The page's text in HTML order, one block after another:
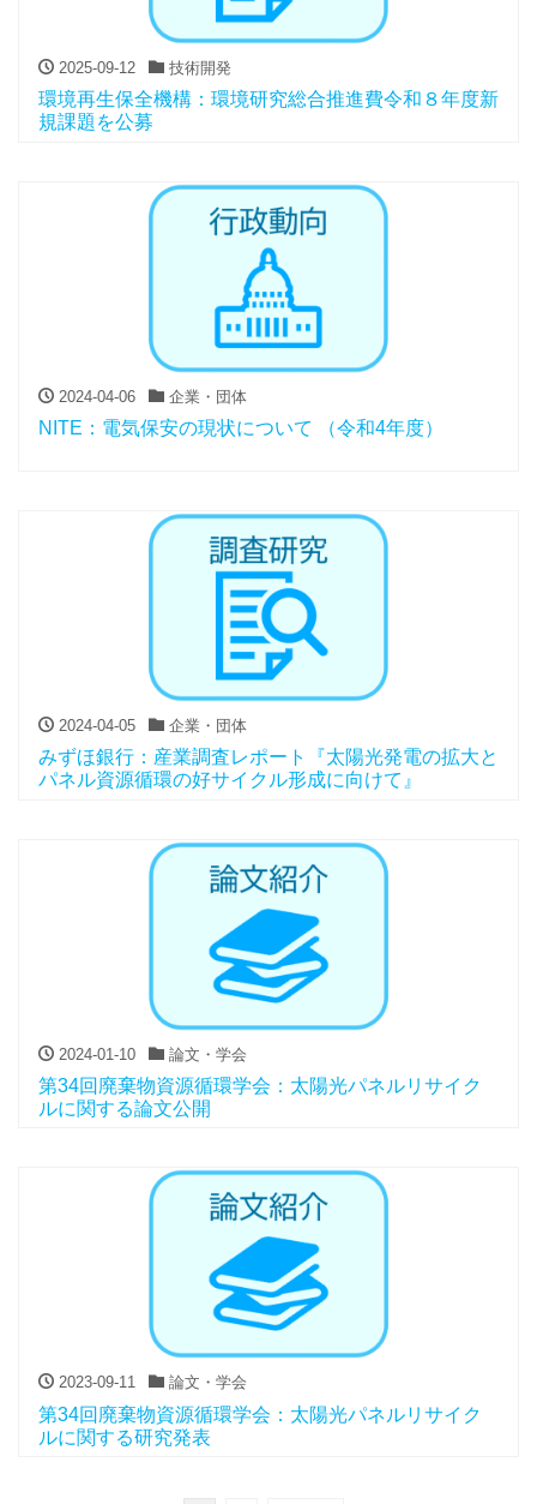
2025-09-12 技術開発
環境再生保全機構：環境研究総合推進費令和８年度新
規課題を公募
2024-04-06 企業・団体
NITE：電気保安の現状について （令和4年度）
2024-04-05 企業・団体
みずほ銀行：産業調査レポート『太陽光発電の拡大と
パネル資源循環の好サイクル形成に向けて』
2024-01-10 論文・学会
第34回廃棄物資源循環学会：太陽光パネルリサイク
ルに関する論文公開
2023-09-11 論文・学会
第34回廃棄物資源循環学会：太陽光パネルリサイク
ルに関する研究発表